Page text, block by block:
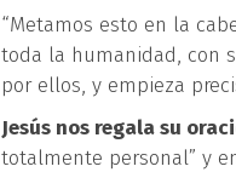
“Metamos esto en la
toda la humanidad, con
por ellos, y empieza
Jesús nos regala su
totalmente personal” y